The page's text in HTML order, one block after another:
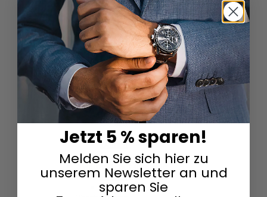
Schweizer Uhren
Damen
Herren
Skelettuhren
Damen
Herren
Smartwatches
Damen
Herren
Solaruhren
Herren
Damen
Sportuhren
Damen
Herren
Swarovski & Edelsteine
Damen
Herren
Jetzt 5 % sparen!
Melden Sie sich hier zu
unserem Newsletter an und
sparen Sie